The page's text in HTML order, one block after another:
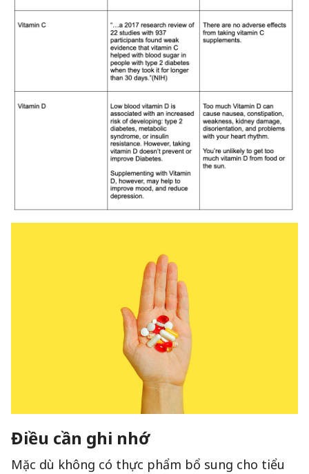
Điều cần ghi nhớ
Mặc dù không có thực phẩm bổ sung cho tiểu